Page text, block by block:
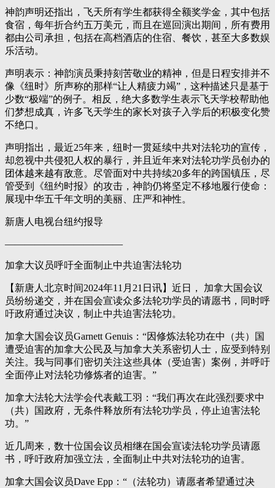
神韵声明还指出，飞天所有学生都获得全额奖学金，其中包括
食宿，每年折合约五万美元，而且在巡回演出期间，所有费用
都由公司承担，包括在高档酒店的住宿、餐饮，甚至大多数娱
乐活动。
声明表示：神韵演员秉持刻苦敬业的精神，但是日程安排并不
像《纽时》所声称的那样“让人精疲力竭”，这种描述只是基于
少数“极端”的例子。相反，绝大多数学生表示飞天学校帮助他
们梦想成真，许多飞天学生的家长对孩子入学后的积极变化赞
不绝口。
声明指出，最近25年来，纽时一贯延续中共对法轮功的宣传，
却忽视中共侵犯人权的暴行，并且近年来对法轮功学员创办的
团体越来越有敌意。尽管面对中共持续20多年的跨国镇压，尽
管受到《纽约时报》的攻击，神韵仍将坚定不移地履行使命：
展现中华五千年文明的美丽、庄严和神性。
新唐人电视台纽约报导
————————————
加拿大议员呼吁全面制止中共迫害法轮功
【新唐人北京时间2024年11月21日讯】近日， 加拿大国会议
员纷纷递交，并在国会宣读众多法轮功学员的请愿书，同时呼
吁政府通过决议，制止中共迫害法轮功。
加拿大国会议员Garnett Genuis：“因修炼法轮功在中（共）国
遭受迫害的加拿大公民及与加拿大关系密切人士，应受到特别
关注。我与同事们密切关注这些具体（受迫害）案例，并呼吁
全面停止对法轮功修炼者的迫害。”
加拿大法轮大法学会代表戴工羽：“我们再次在此强烈要求中
（共）国政府，无条件释放所有法轮功学员，停止迫害法轮
功。”
近几周来，数十位国会议员相继在国会宣读法轮功学员请愿
书，呼吁政府加强立法，全面制止中共对法轮功的迫害。
加拿大国会议员Dave Epp：“（法轮功）请愿者希望通过决